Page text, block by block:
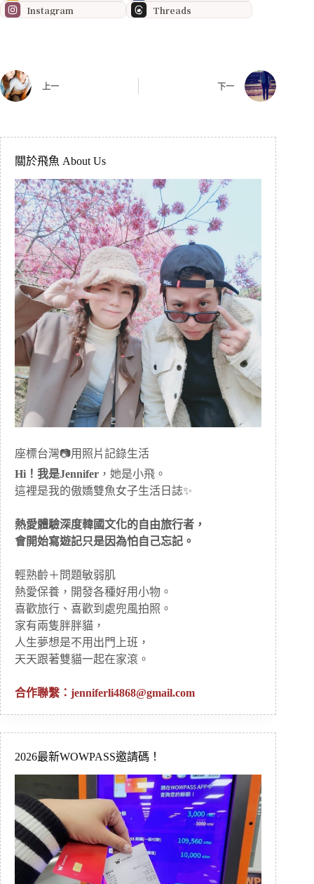
Instagram
Threads
上一 下一
關於飛魚 About Us
座標台灣📷用照片記錄生活
Hi！我是Jennifer ，她是小飛。
這裡是我的傲嬌雙魚女子生活日誌✨
熱愛體驗深度韓國文化的自由旅行者，
會開始寫遊記只是因為怕自己忘記。
輕熟齡＋問題敏弱肌
熱愛保養，開發各種好用小物。
喜歡旅行、喜歡到處兜風拍照。
家有兩隻胖胖貓，
人生夢想是不用出門上班，
天天跟著雙貓一起在家滾。
合作聯繫： jenniferli4868@gmail.com
2026最新WOWPASS邀請碼！